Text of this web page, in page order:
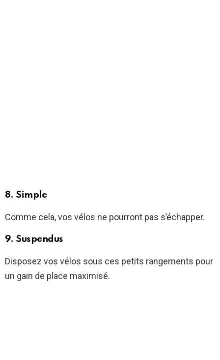
8. Simple
Comme cela, vos vélos ne pourront pas s’échapper.
9. Suspendus
Disposez vos vélos sous ces petits rangements pour
un gain de place maximisé.